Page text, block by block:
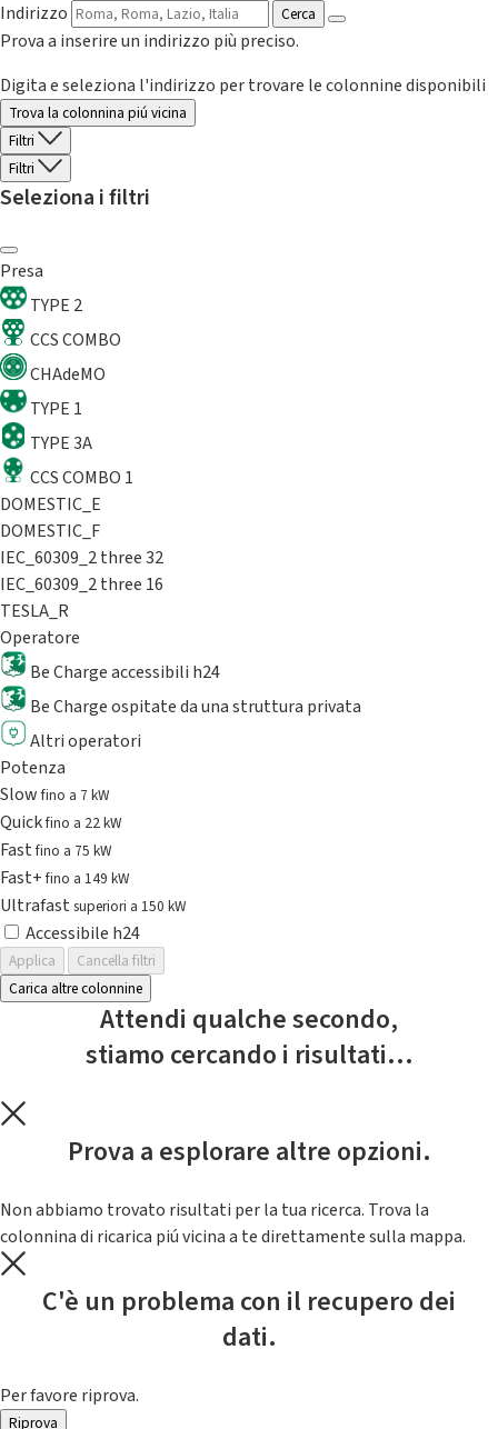
Indirizzo
Cerca
Prova a inserire un indirizzo più preciso.
Digita e seleziona l'indirizzo per trovare le colonnine disponibili
Trova la colonnina piú vicina
Filtri
Filtri
Seleziona i filtri
Presa
TYPE 2
CCS COMBO
CHAdeMO
TYPE 1
TYPE 3A
CCS COMBO 1
DOMESTIC_E
DOMESTIC_F
IEC_60309_2 three 32
IEC_60309_2 three 16
TESLA_R
Operatore
Be Charge accessibili h24
Be Charge ospitate da una struttura privata
Altri operatori
Potenza
Slowfino a 7 kW
Quickfino a 22 kW
Fastfino a 75 kW
Fast+fino a 149 kW
Ultrafast superiori a 150 kW
Accessibile h24
Applica
Cancella filtri
Carica altre colonnine
Attendi qualche secondo,
stiamo cercando i risultati...
Prova a esplorare altre opzioni.
Non abbiamo trovato risultati per la tua ricerca. Trova la
colonnina di ricarica piú vicina a te direttamente sulla mappa.
C'è un problema con il recupero dei
dati.
Per favore riprova.
Riprova